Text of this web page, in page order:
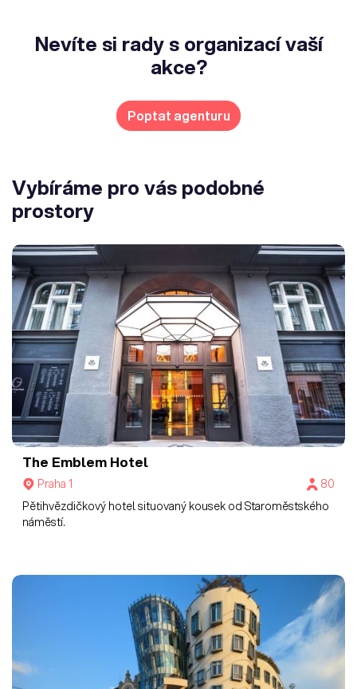
Nevíte si rady s organizací vaší
akce?
Poptat agenturu
Vybíráme pro vás podobné
prostory
The Emblem Hotel
Praha 1
80
Pětihvězdičkový hotel situovaný kousek od Staroměstského
náměstí.